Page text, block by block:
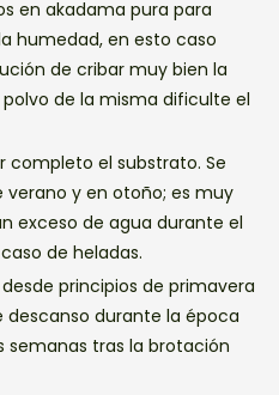
en akadama pura para
humedad, en esto caso
de cribar muy bien la
de la misma dificulte el
completo el substrato. Se
verano y en otoño; es muy
exceso de agua durante el
de heladas.
principios de primavera
durante la época
semanas tras la brotación